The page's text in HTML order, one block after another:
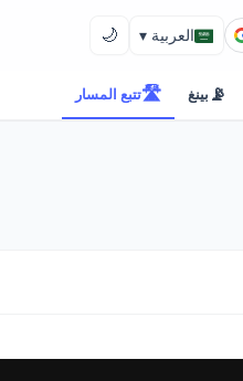
العربية ▾ 🌙
📡 بينغ 🛣️تتبع المسار